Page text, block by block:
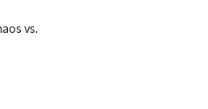
vs.